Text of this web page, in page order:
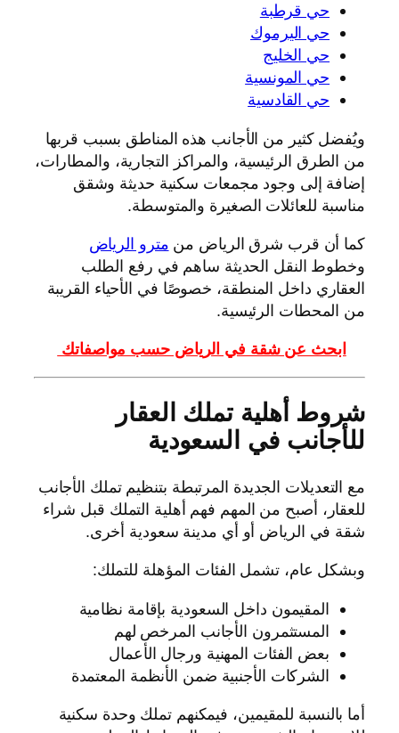
حي قرطبة
حي اليرموك
حي الخليج
حي المونسية
حي القادسية
ويُفضل كثير من الأجانب هذه المناطق بسبب قربها
من الطرق الرئيسية، والمراكز التجارية، والمطارات،
إضافة إلى وجود مجمعات سكنية حديثة وشقق
مناسبة للعائلات الصغيرة والمتوسطة.
كما أن قرب شرق الرياض من مترو الرياض
وخطوط النقل الحديثة ساهم في رفع الطلب
العقاري داخل المنطقة، خصوصًا في الأحياء القريبة
من المحطات الرئيسية.
ابحث عن شقة في الرياض حسب مواصفاتك
شروط أهلية تملك العقار
للأجانب في السعودية
مع التعديلات الجديدة المرتبطة بتنظيم تملك الأجانب
للعقار، أصبح من المهم فهم أهلية التملك قبل شراء
شقة في الرياض أو أي مدينة سعودية أخرى.
وبشكل عام، تشمل الفئات المؤهلة للتملك:
المقيمون داخل السعودية بإقامة نظامية
المستثمرون الأجانب المرخص لهم
بعض الفئات المهنية ورجال الأعمال
الشركات الأجنبية ضمن الأنظمة المعتمدة
أما بالنسبة للمقيمين، فيمكنهم تملك وحدة سكنية